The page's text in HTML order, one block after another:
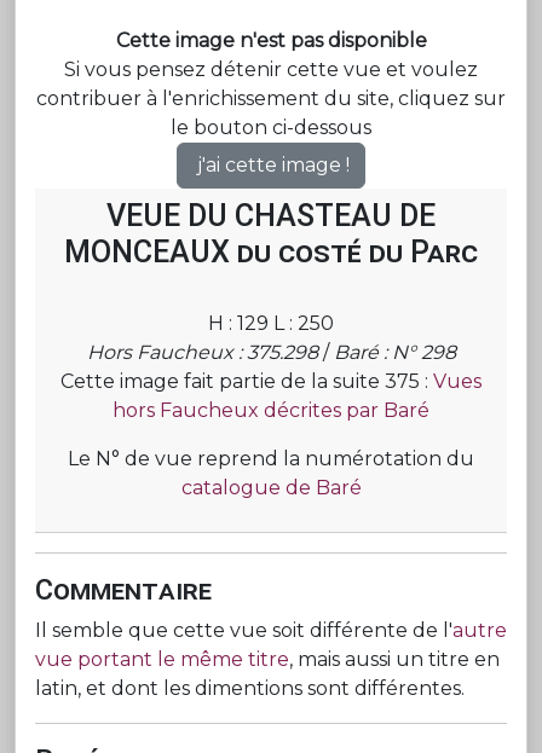
Cette image n'est pas disponible
Si vous pensez détenir cette vue et voulez
contribuer à l'enrichissement du site, cliquez sur
le bouton ci-dessous
j'ai cette image !
VEUE DU CHASTEAU DE
MONCEAUX du costé du Parc
H : 129 L : 250
Hors Faucheux : 375.298/ Baré : N° 298
Cette image fait partie de la suite 375 : Vues
hors Faucheux décrites par Baré
Le N° de vue reprend la numérotation du
catalogue de Baré
Commentaire
Il semble que cette vue soit différente de l'autre
vue portant le même titre, mais aussi un titre en
latin, et dont les dimentions sont différentes.